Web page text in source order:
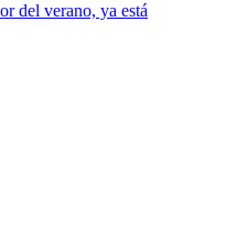
del verano, ya está